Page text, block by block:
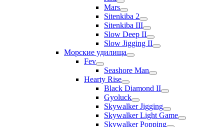
Mars
Sitenkiba 2
Sitenkiba III
Slow Deep II
Slow Jigging II
Морские удилища
Fev
Seashore Man
Hearty Rise
Black Diamond II
Gyoluck
Skywalker Jigging
Skywalker Light Game
Skywalker Popping